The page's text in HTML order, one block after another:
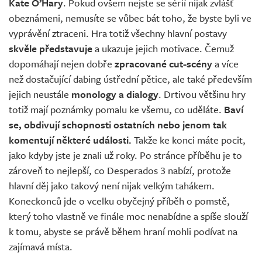
obeznámeni, nemusíte se vůbec bát toho, že byste byli ve
vyprávění ztraceni. Hra totiž všechny hlavní postavy
skvěle představujea ukazuje jejich motivace. Čemuž
dopomáhají nejen dobře zpracované cut-scénya více
než dostačující dabing ústřední pětice, ale také především
jejich neustále monology a dialogy. Drtivou většinu hry
totiž mají poznámky pomalu ke všemu, co uděláte. Baví
se, obdivují schopnosti ostatních nebo jenom tak
komentují některé události. Takže ke konci máte pocit,
jako kdyby jste je znali už roky. Po stránce příběhu je to
zároveň to nejlepší, co Desperados 3 nabízí, protože
hlavní děj jako takový není nijak velkým tahákem.
Koneckonců jde o vcelku obyčejný příběh o pomstě,
který toho vlastně ve finále moc nenabídne a spíše slouží
k tomu, abyste se právě během hraní mohli podívat na
zajímavá místa.